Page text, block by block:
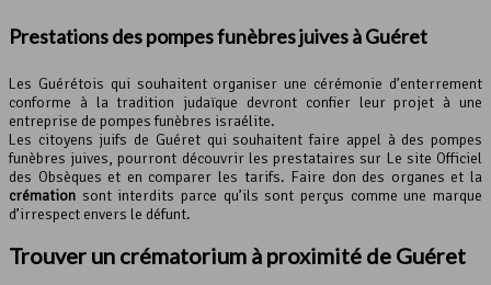
Prestations despompes funèbresjuives à Guéret
Les Guérétois qui souhaitent organiser une cérémonie d’enterrement
conforme à la tradition judaïque devront confier leur projet à une
entreprise de pompes funèbres israélite.
Les citoyens juifs de Guéret qui souhaitent faire appel à des pompes
funèbres juives, pourront découvrir les prestataires sur Le site Officiel
des Obsèques et en comparer les tarifs. Faire don des organes et la
crémation sont interdits parce qu’ils sont perçus comme une marque
d’irrespect envers le défunt.
Trouver un crématorium à proximité de Guéret